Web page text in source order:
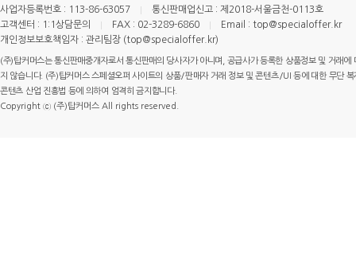
사업자등록번호 : 113-86-63057
통신판매업신고 : 제2018-서울금천-0113호
고객센터 : 1:1상담문의
FAX : 02-3289-6860
Email : top@specialoffer.kr
개인정보보호책임자 : 관리팀장 (top@specialoffer.kr)
(주)탑커머스는 통신판매중개자로서 통신판매의 당사자가 아니며, 공급사가 등록한 상품정보 및 거래
지 않습니다. (주)탑커머스 스페셜오퍼 사이트의 상품/판매자 거래 정보 및 콘텐츠/UI 등에 대한 무단
콘텐츠 산업 진흥법 등에 의하여 엄격히 금지합니다.
Copyright ⓒ (주)탑커머스 All rights reserved.